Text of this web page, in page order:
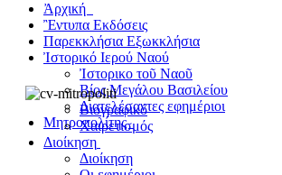
Ἀρχική
Ἒντυπα Εκδόσεις
Παρεκκλήσια Εξωκκλήσια
Ἰστορικό Ιερού Ναού
Ἰστορικο τοῦ Ναοῦ
Βίος Μεγάλου Βασιλείου
Διατελέσαντες εφημέριοι
Μητροπολίτης
Βιογραφικό
Χαιρετισμός
Διοίκηση
Διοίκηση